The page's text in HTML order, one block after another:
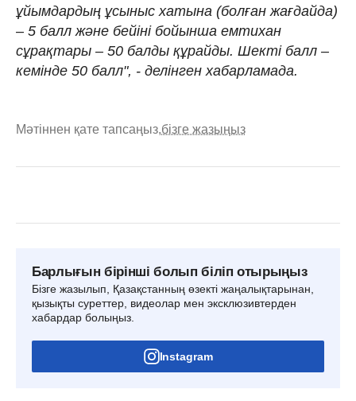
ұйымдардың ұсыныс хатына (болған жағдайда)
– 5 балл және бейіні бойынша емтихан
сұрақтары – 50 балды құрайды. Шекті балл –
кемінде 50 балл", - делінген хабарламада.
Мәтіннен қате тапсаңыз,бізге жазыңыз
Барлығын бірінші болып біліп отырыңыз
Бізге жазылып, Қазақстанның өзекті жаңалықтарынан,
қызықты суреттер, видеолар мен эксклюзивтерден
хабардар болыңыз.
Instagram